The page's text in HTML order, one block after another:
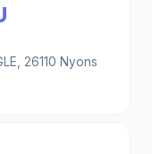
26110 Nyons